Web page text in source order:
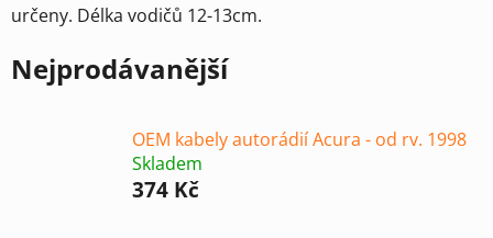
určeny. Délka vodičů 12-13cm.
Nejprodávanější
OEM kabely autorádií Acura - od rv. 1998
Skladem
374 Kč